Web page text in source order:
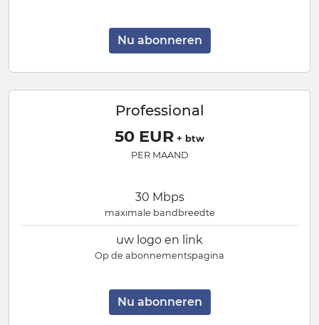
Nu abonneren
Professional
50 EUR + btw
PER MAAND
30 Mbps
maximale bandbreedte
uw logo en link
Op de abonnementspagina
Nu abonneren